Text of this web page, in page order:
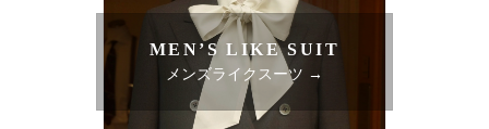
MEN’S LIKE SUIT
メンズライクスーツ →